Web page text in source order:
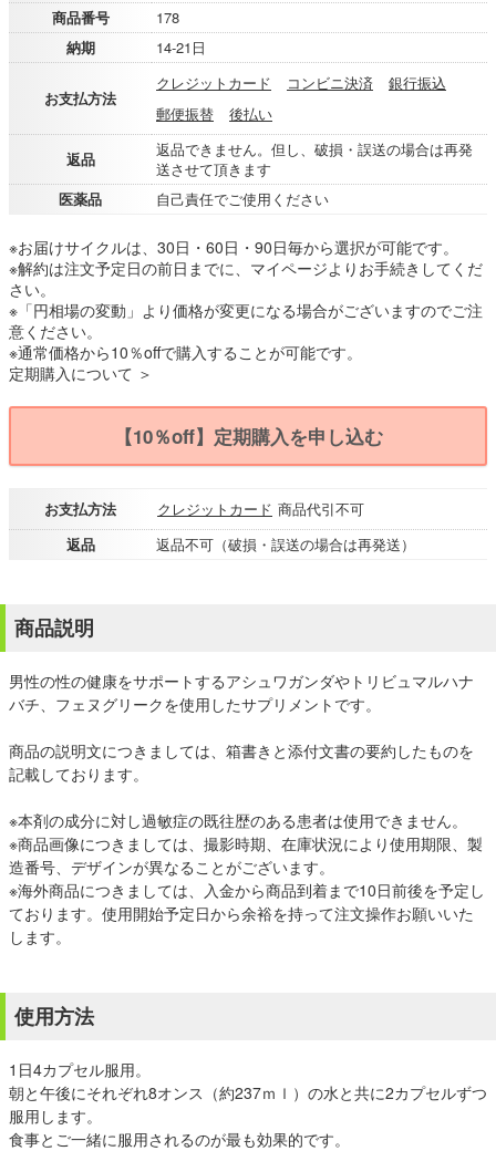
商品番号
178
納期
14-21日
お支払方法
クレジットカード コンビニ決済
銀行振込
郵便振替
後払い
返品
返品できません。但し、破損・誤送の場合は再発
送させて頂きます
医薬品
自己責任でご使用ください
※お届けサイクルは、30日・60日・90日毎から選択が可能です。
※解約は注文予定日の前日までに、マイページよりお手続きしてくだ
さい。
※「円相場の変動」より価格が変更になる場合がございますのでご注
意ください。
※通常価格から10％offで購入することが可能です。
定期購入について ＞
【10％off】定期購入を申し込む
お支払方法 クレジットカード 商品代引不可
返品
返品不可（破損・誤送の場合は再発送）
商品説明
男性の性の健康をサポートするアシュワガンダやトリビュマルハナ
バチ、フェヌグリークを使用したサプリメントです。
商品の説明文につきましては、箱書きと添付文書の要約したものを
記載しております。
※本剤の成分に対し過敏症の既往歴のある患者は使用できません。
※商品画像につきましては、撮影時期、在庫状況により使用期限、製
造番号、デザインが異なることがございます。
※海外商品につきましては、入金から商品到着まで10日前後を予定し
ております。使用開始予定日から余裕を持って注文操作お願いいた
します。
使用方法
1日4カプセル服用。
朝と午後にそれぞれ8オンス（約237ｍｌ）の水と共に2カプセルずつ
服用します。
食事とご一緒に服用されるのが最も効果的です。